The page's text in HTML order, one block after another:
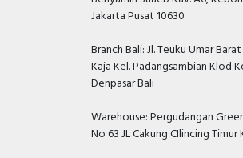
Jakarta Pusat 10630
Branch Bali: Jl. Teuku Umar
Kaja Kel. Padangsambian Klod
Denpasar Bali
Warehouse: Pergudangan
No 63 JL Cakung CIlincing Timur